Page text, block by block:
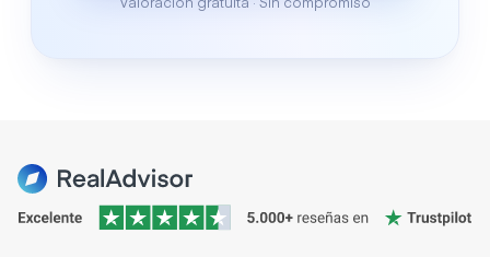
Valoración gratuita · Sin compromiso